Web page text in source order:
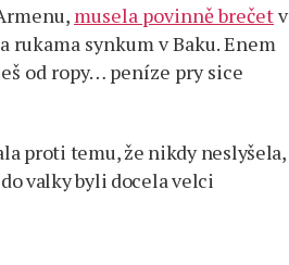
musela povinně brečetv
synkum v Baku. Enem
od ropy… peníze pry sice
proti temu, že nikdy neslyšela,
valky byli docela velci